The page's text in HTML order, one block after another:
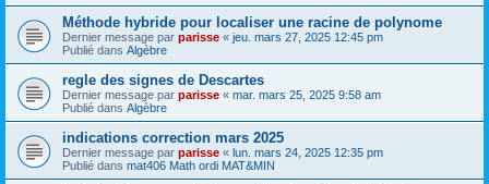
Méthode hybride pour localiser une racine de polynome
Dernier message par parisse « jeu. mars 27, 2025 12:45 pm
Publié dans Algèbre
regle des signes de Descartes
Dernier message par parisse « mar. mars 25, 2025 9:58 am
Publié dans Algèbre
indications correction mars 2025
Dernier message par parisse « lun. mars 24, 2025 12:35 pm
Publié dans mat406 Math ordi MAT&MIN